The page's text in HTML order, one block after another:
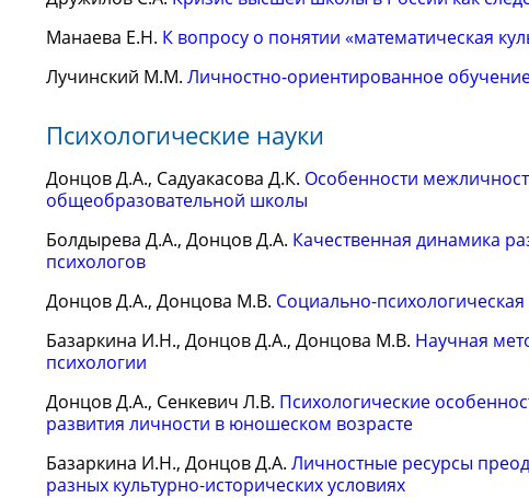
Манаева Е.Н. К вопросу о понятии «математическая
Лучинский М.М. Личностно-ориентированное
Психологические науки
Донцов Д.А., Садуакасова Д.К. Особенности
общеобразовательной школы
Болдырева Д.А., Донцов Д.А. Качественная динамика
психологов
Донцов Д.А., Донцова М.В. Социально-
Базаркина И.Н., Донцов Д.А., Донцова М.В. Научная
психологии
Донцов Д.А., Сенкевич Л.В. Психологические
развития личности в юношеском возрасте
Базаркина И.Н., Донцов Д.А. Личностные ресурсы
разных культурно-исторических условиях